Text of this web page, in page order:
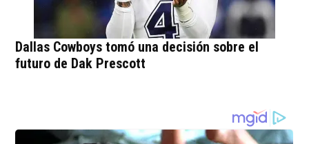
Dallas Cowboys tomó una decisión sobre el
futuro de Dak Prescott